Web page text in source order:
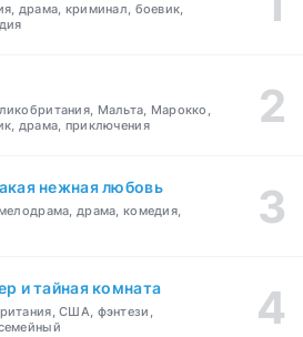
драма, криминал, боевик,
Мальта, Марокко,
драма, приключения
нежная любовь
драма, комедия,
и тайная комната
США, фэнтези,